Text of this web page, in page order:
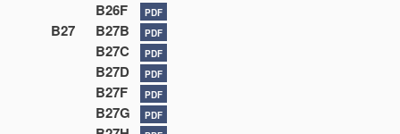
B26F PDF
B27 B27B PDF
B27C PDF
B27D PDF
B27F PDF
B27G PDF